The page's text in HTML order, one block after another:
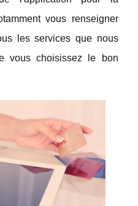
vous renseigner
les services que nous
vous choisissez le bon